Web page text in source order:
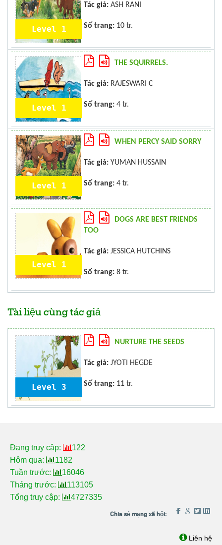
Level 1
Tác giả: ASH RANI
Số trang: 10 tr.
Level 1
THE SQUIRRELS.
Tác giả: RAJESWARI C
Số trang: 4 tr.
Level 1
WHEN PERCY SAID SORRY
Tác giả: YUMAN HUSSAIN
Số trang: 4 tr.
Level 1
DOGS ARE BEST FRIENDS
TOO
Tác giả: JESSICA HUTCHINS
Số trang: 8 tr.
Tài liệu cùng tác giả
Level 3
NURTURE THE SEEDS
Tác giả: JYOTI HEGDE
Số trang: 11 tr.
Đang truy cập:
122
Hôm qua:
1182
Tuần trước:
16046
Tháng trước:
113105
Tổng truy cập:
4727335
Liên hệ